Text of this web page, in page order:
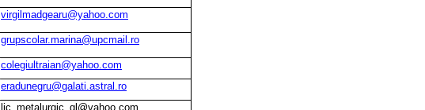
virgilmadgearu@yahoo.com
grupscolar.marina@upcmail.ro
colegiultraian@yahoo.com
eradunegru@galati.astral.ro
lic_metalurgic_gl@yahoo.com